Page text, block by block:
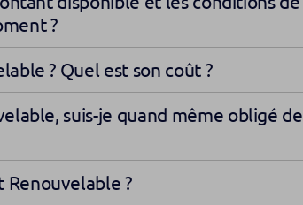
à tout moment ?
? Quel est son coût ?
suis-je quand même obligé de
Renouvelable ?